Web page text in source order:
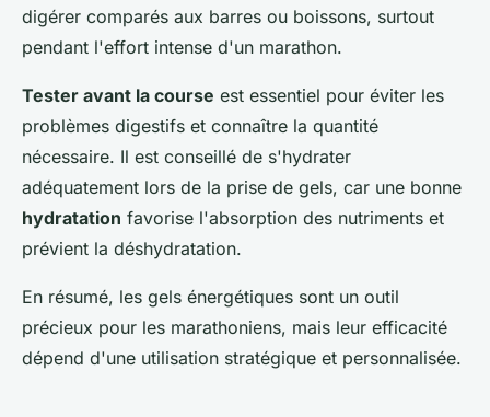
digérer comparés aux barres ou boissons, surtout
pendant l'effort intense d'un marathon.
Tester avant la course est essentiel pour éviter les
problèmes digestifs et connaître la quantité
nécessaire. Il est conseillé de s'hydrater
adéquatement lors de la prise de gels, car une bonne
hydratation favorise l'absorption des nutriments et
prévient la déshydratation.
En résumé, les gels énergétiques sont un outil
précieux pour les marathoniens, mais leur efficacité
dépend d'une utilisation stratégique et personnalisée.